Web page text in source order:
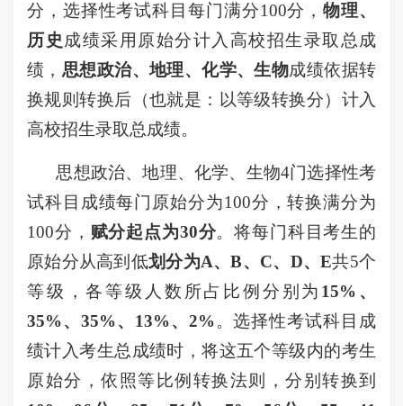
分，选择性考试科目每门满分100分，物理、
历史 成绩采用原始分计入高校招生录取总成
绩， 思想政治、地理、化学、生物成绩依据转
换规则转换后（也就是：以等级转换分）计入
高校招生录取总成绩。
思想政治、地理、化学、生物4门选择性考
试科目成绩每门原始分为100分，转换满分为
100分， 赋分起点为30分。将每门科目考生的
原始分从高到低划分为A、B、C、D、E共5个
等级，各等级人数所占比例分别为 15%、
35%、35%、13%、2%。选择性考试科目成
绩计入考生总成绩时，将这五个等级内的考生
原始分，依照等比例转换法则，分别转换到